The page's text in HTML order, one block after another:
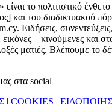
το πολιτιστικό
και του διαδικτυακού
Ειδήσεις,
– κινούμενες και
ματιές. Βλέπουμε το
στα social
| COOKIES |